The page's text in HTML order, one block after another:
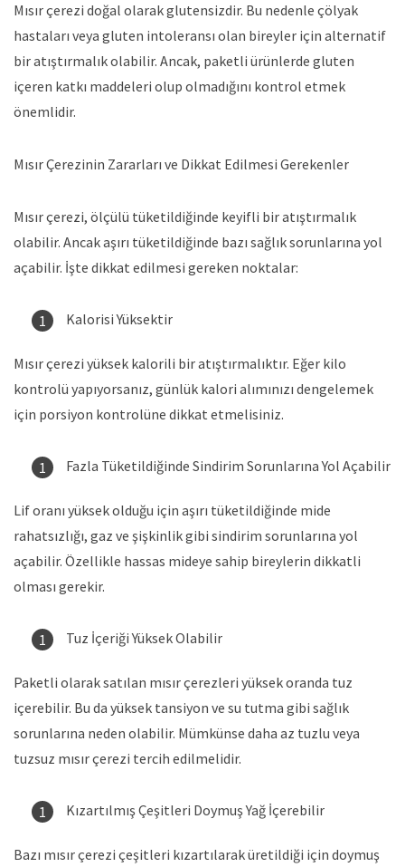
Mısır çerezi doğal olarak glutensizdir. Bu nedenle çölyak
hastaları veya gluten intoleransı olan bireyler için alternatif
bir atıştırmalık olabilir. Ancak, paketli ürünlerde gluten
içeren katkı maddeleri olup olmadığını kontrol etmek
önemlidir.
Mısır Çerezinin Zararları ve Dikkat Edilmesi Gerekenler
Mısır çerezi, ölçülü tüketildiğinde keyifli bir atıştırmalık
olabilir. Ancak aşırı tüketildiğinde bazı sağlık sorunlarına yol
açabilir. İşte dikkat edilmesi gereken noktalar:
Kalorisi Yüksektir
Mısır çerezi yüksek kalorili bir atıştırmalıktır. Eğer kilo
kontrolü yapıyorsanız, günlük kalori alımınızı dengelemek
için porsiyon kontrolüne dikkat etmelisiniz.
Fazla Tüketildiğinde Sindirim Sorunlarına Yol Açabilir
Lif oranı yüksek olduğu için aşırı tüketildiğinde mide
rahatsızlığı, gaz ve şişkinlik gibi sindirim sorunlarına yol
açabilir. Özellikle hassas mideye sahip bireylerin dikkatli
olması gerekir.
Tuz İçeriği Yüksek Olabilir
Paketli olarak satılan mısır çerezleri yüksek oranda tuz
içerebilir. Bu da yüksek tansiyon ve su tutma gibi sağlık
sorunlarına neden olabilir. Mümkünse daha az tuzlu veya
tuzsuz mısır çerezi tercih edilmelidir.
Kızartılmış Çeşitleri Doymuş Yağ İçerebilir
Bazı mısır çerezi çeşitleri kızartılarak üretildiği için doymuş